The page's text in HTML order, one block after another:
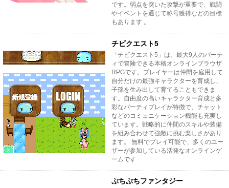
です。弱点を突いた攻撃が重要で、戦闘
やイベントを通じて称号獲得などの目標
もあります 。
チビクエスト5
「チビクエスト5」は、最大9人のパーテ
ィで冒険できる本格オンラインブラウザ
RPGです。プレイヤーは仲間を雇用して
自分だけの最強キャラクターを育成し、
子孫を生み出して育てることもできま
す。自由度の高いキャラクター育成と多
彩なパーティプレイが特徴で、チャット
などのコミュニケーション機能も充実し
ています。戦略的に仲間のスキルや装備
を組み合わせて強敵に挑む楽しさがあり
ます。 無料でプレイ可能で、多くのユー
ザーが参加している活発なオンラインゲ
ームです
ぷちぷちファンタジー